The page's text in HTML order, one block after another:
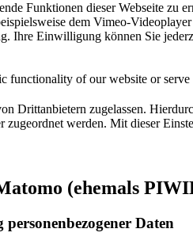
Funktionen dieser Webseite zu
dem Vimeo-
Ihre Einwilligung können Sie
functionality of our website or
Drittanbietern zugelassen.
zugeordnet werden. Mit dieser
(ehemals
Daten